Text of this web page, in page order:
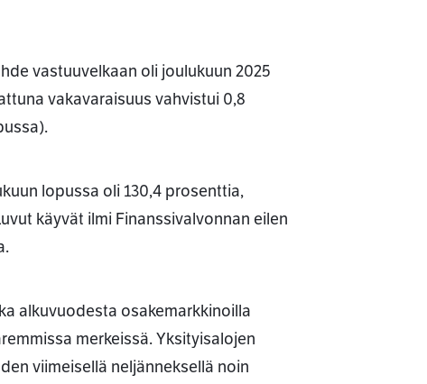
vastuuvelkaan oli joulukuun 2025
vakavaraisuus vahvistui 0,8
lopussa oli 130,4 prosenttia,
käyvät ilmi Finanssivalvonnan eilen
alkuvuodesta osakemarkkinoilla
merkeissä. Yksityisalojen
viimeisellä neljänneksellä noin